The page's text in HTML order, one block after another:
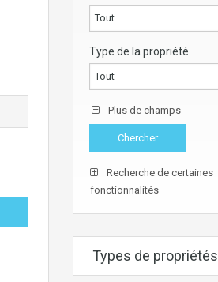
Tout
Type de la propriété
Tout
Plus de champs
Recherche de certaines
fonctionnalités
Types de propriétés